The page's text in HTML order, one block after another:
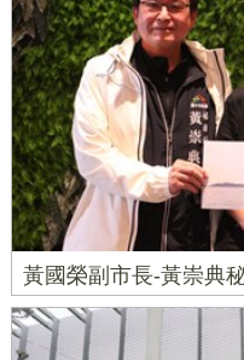
黃國榮副市長-黃崇典